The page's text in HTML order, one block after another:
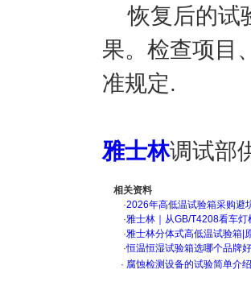
恢复后的试
果。检查项目
准规定.
雅士林调试部
相关资料
·2026年高低温试验箱采购
·雅士林｜从GB/T4208看车
·雅士林分体式高低温试验箱|
·恒温恒湿试验箱选哪个品牌
· 腐蚀检测设备的试验简单介绍